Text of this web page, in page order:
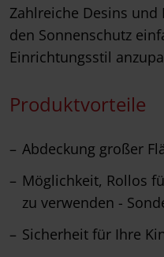
Zahlreiche Desins
den Sonnenschutz
Einrichtungsstil
Produktvorteile
Abdeckung großer
Möglichkeit, Rollos
zu verwenden -
Sicherheit für Ihre